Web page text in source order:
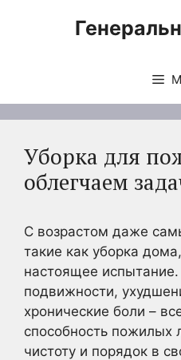
Уборка для
облегчаем
С возрастом даже
такие как уборка
настоящее
подвижности,
хронические боли –
способность
чистоту и порядок в